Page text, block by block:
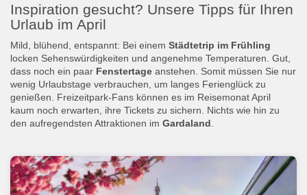
Inspiration gesucht? Unsere Tipps für Ihren
Urlaub im April
Mild, blühend, entspannt: Bei einem Städtetrip im Frühling
locken Sehenswürdigkeiten und angenehme Temperaturen. Gut,
dass noch ein paar Fenstertage anstehen. Somit müssen Sie nur
wenig Urlaubstage verbrauchen, um langes Ferienglück zu
genießen. Freizeitpark-Fans können es im Reisemonat April
kaum noch erwarten, ihre Tickets zu sichern. Nichts wie hin zu
den aufregendsten Attraktionen im Gardaland